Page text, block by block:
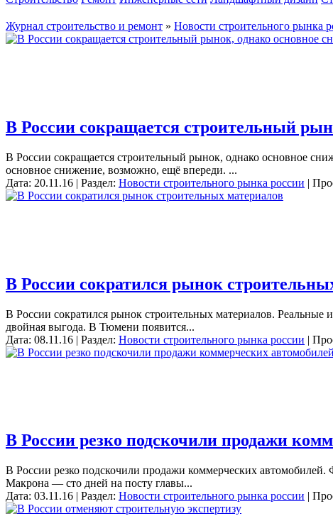
Журнал строительство и ремонт » Новости строительного рынка
В России сокращается строительный
В России сокращается строительный рынок, однако основное
основное снижение, возможно, ещё впереди. ...
Дата: 20.11.16 | Раздел: Новости строительного рынка россии |
В России сократился рынок
В России сократился рынок строительных материалов.
двойная выгода. В Тюмени появится...
Дата: 08.11.16 | Раздел: Новости строительного рынка россии |
В России резко подскочили продажи
В России резко подскочили продажи коммерческих
Макрона — сто дней на посту главы...
Дата: 03.11.16 | Раздел: Новости строительного рынка россии |